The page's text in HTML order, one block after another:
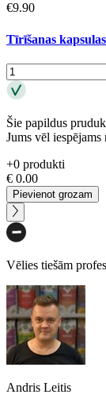
€9.90
Tīrīšanas
Šie papildus
Jums vēl
+0 produkti
€ 0.00
Pievienot grozam
Vēlies tiešām
Andris Leitis